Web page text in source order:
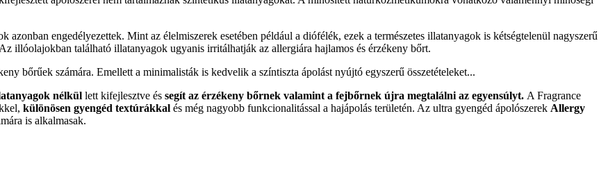
engedélyezettek. Mint az élelmiszerek esetében például a diófélék, ezek a természetes illatanyagok is kétségtelenül nagyszerű
illóolajokban található illatanyagok ugyanis irritálhatják az allergiára hajlamos és érzékeny bőrt.
bőrűek számára. Emellett a minimalisták is kedvelik a színtiszta ápolást nyújtó egyszerű összetételeket...
nélkül lett kifejlesztve és segít az érzékeny bőrnek valamint a fejbőrnek újra megtalálni az egyensúlyt. A Fragrance
különösen gyengéd textúrákkal és még nagyobb funkcionalitással a hajápolás területén. Az ultra gyengéd ápolószerek Allergy
is alkalmasak.